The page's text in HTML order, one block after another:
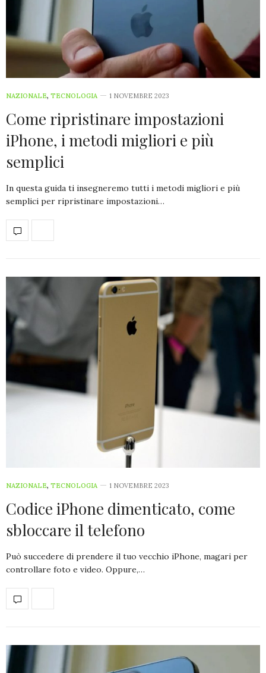
NAZIONALE, TECNOLOGIA 1 NOVEMBRE 2023
Come ripristinare impostazioni
iPhone, i metodi migliori e più
semplici
In questa guida ti insegneremo tutti i metodi migliori e più
semplici per ripristinare impostazioni…
NAZIONALE, TECNOLOGIA 1 NOVEMBRE 2023
Codice iPhone dimenticato, come
sbloccare il telefono
Può succedere di prendere il tuo vecchio iPhone, magari per
controllare foto e video. Oppure,…